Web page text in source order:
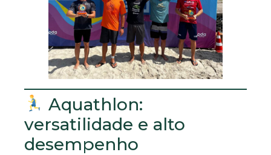
Aquathlon:
versatilidade e alto
desempenho